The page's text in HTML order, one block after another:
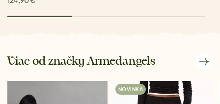
Viac od značky Armedangels
NOVINKA